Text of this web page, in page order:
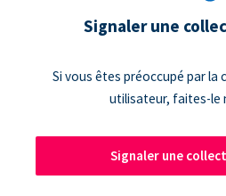
Signaler une
Si vous êtes préoccupé par la
utilisateur, faites-le
Signaler une